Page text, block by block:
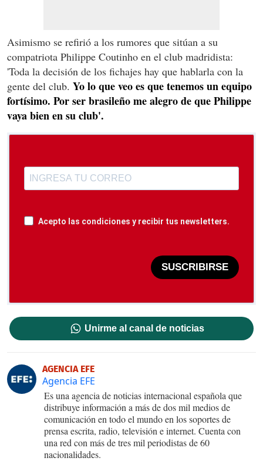
Asimismo se refirió a los rumores que sitúan a su
compatriota Philippe Coutinho en el club madridista:
'Toda la decisión de los fichajes hay que hablarla con la
gente del club. Yo lo que veo es que tenemos un equipo
fortísimo. Por ser brasileño me alegro de que Philippe
vaya bien en su club'.
Acepto las condiciones y recibir tus newsletters.
SUSCRIBIRSE
Unirme al canal de noticias
AGENCIA EFE
Agencia EFE
Es una agencia de noticias internacional española que
distribuye información a más de dos mil medios de
comunicación en todo el mundo en los soportes de
prensa escrita, radio, televisión e internet. Cuenta con
una red con más de tres mil periodistas de 60
nacionalidades.